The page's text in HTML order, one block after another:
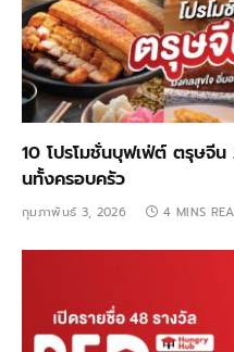
10 โปรโมชั่นบุฟเฟ่ต์ ตรุษจี
นทั้งครอบครัว
กุมภาพันธ์ 3, 2026 4 MINS